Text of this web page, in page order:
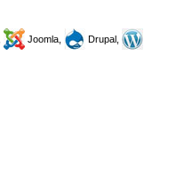
Joomla,
Drupal,